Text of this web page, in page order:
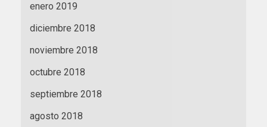
enero 2019
diciembre 2018
noviembre 2018
octubre 2018
septiembre 2018
agosto 2018